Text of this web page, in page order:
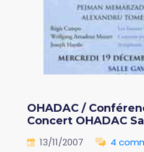
OHADAC /
Concert OHADAC
13/11/2007
4